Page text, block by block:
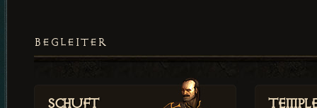
BEGLEITER
Schuft